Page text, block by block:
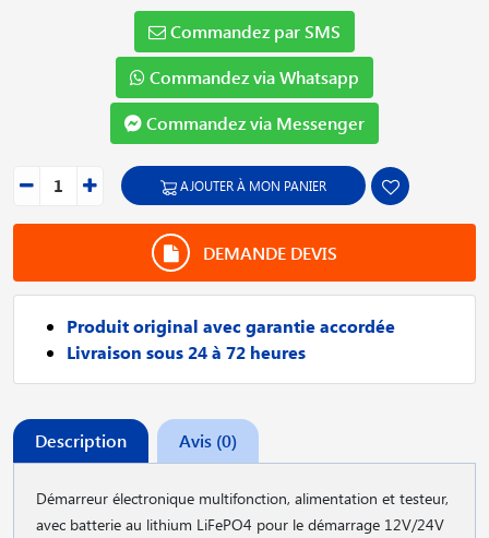
Commandez par SMS
Commandez via Whatsapp
Commandez via Messenger
AJOUTER À MON PANIER
DEMANDE DEVIS
Produit original avec garantie accordée
Livraison sous 24 à 72 heures
Description Avis (0)
Démarreur électronique multifonction, alimentation et testeur,
avec batterie au lithium LiFePO4 pour le démarrage 12V/24V